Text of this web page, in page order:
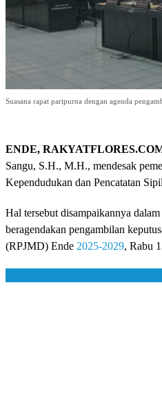
Suasana rapat paripurna dengan agenda
ENDE,
Sangu, S.H., M.H., mendesak
Kependudukan dan Pencatatan
Hal tersebut disampaikannya
beragendakan pengambilan
(RPJMD) Ende 2025-2029, Rabu